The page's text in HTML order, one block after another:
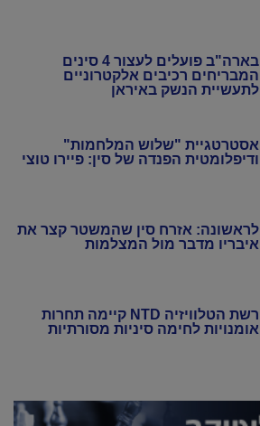
בארה"ב פועלים לעצור 4 סינים
המבריחים רכיבים אלקטרוניים
לתעשיית הנשק באיראן
אסטרטגיית "שלוש המלחמות"
ודיפלומטית הפנדה של סין: פיירו טוצי
לראשונה: אזרח סין שהמשטר קצר את
איבריו מדבר מול המצלמות
רשת הטלוויזיה NTD קיימה תחרות
אומנויות לחימה סיניות מסורתיות